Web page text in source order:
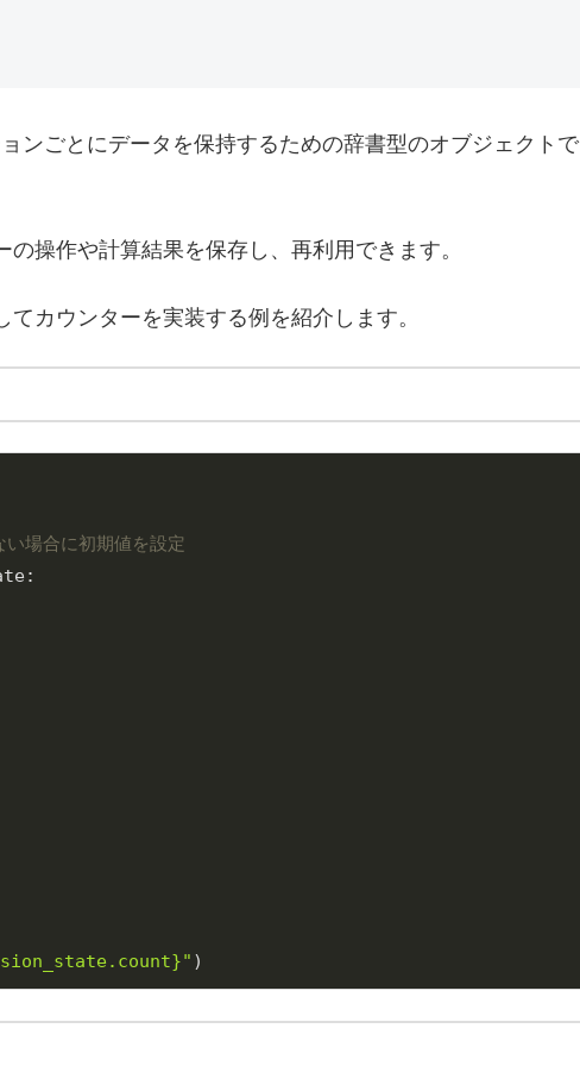
ンごとにデータを保持するための辞書型のオブジェクトで
操作や計算結果を保存し、再利用できます。
てカウンターを実装する例を紹介します。
場合に初期値を設定
"